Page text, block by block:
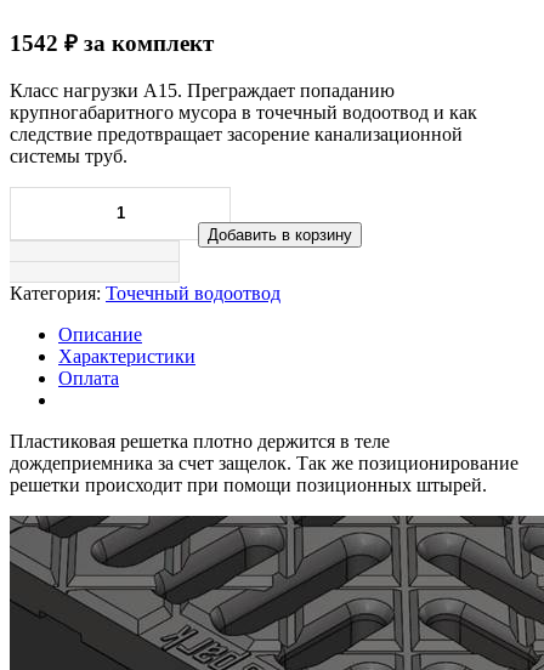
1542 ₽ за комплект
Класс нагрузки А15. Преграждает попаданию
крупногабаритного мусора в точечный водоотвод и как
следствие предотвращает засорение канализационной
системы труб.
Добавить в корзину
Категория: Точечный водоотвод
Описание
Характеристики
Оплата
Пластиковая решетка плотно держится в теле
дождеприемника за счет защелок. Так же позиционирование
решетки происходит при помощи позиционных штырей.